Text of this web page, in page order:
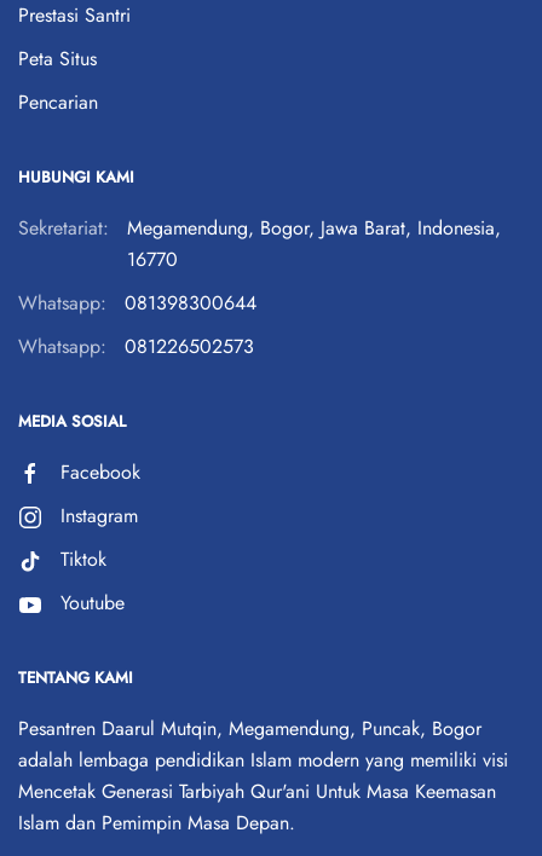
Prestasi Santri
Peta Situs
Pencarian
HUBUNGI KAMI
Sekretariat:
Megamendung, Bogor, Jawa Barat, Indonesia,
16770
Whatsapp:
081398300644
Whatsapp:
081226502573
MEDIA SOSIAL
Facebook
Instagram
Tiktok
Youtube
TENTANG KAMI
Pesantren Daarul Mutqin, Megamendung, Puncak, Bogor
adalah lembaga pendidikan Islam modern yang memiliki visi
Mencetak Generasi Tarbiyah Qur'ani Untuk Masa Keemasan
Islam dan Pemimpin Masa Depan.